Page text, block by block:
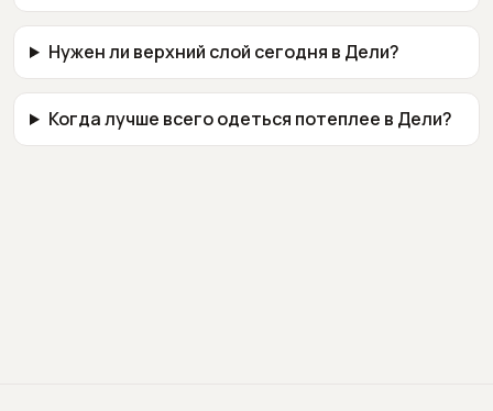
Нужен ли верхний слой сегодня в Дели?
Когда лучше всего одеться потеплее в Дели?